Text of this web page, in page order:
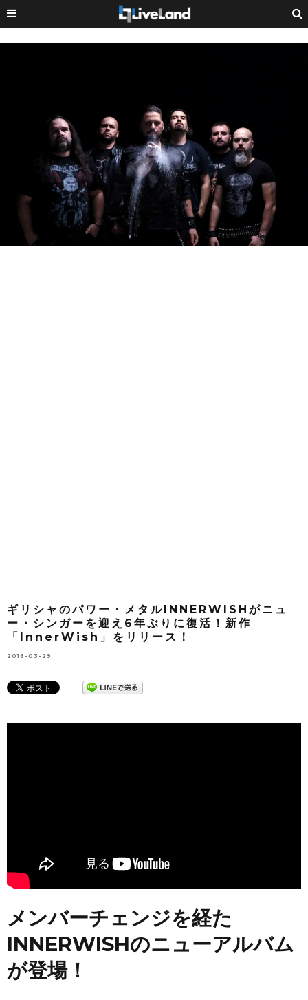
ギリシャのパワー・メタルINNERWISHがニュ
ー・シンガーを迎え6年ぶりに復活！新作
「InnerWish」をリリース！
2016-03-29
メンバーチェンジを経た
INNERWISHのニューアルバム
が登場！